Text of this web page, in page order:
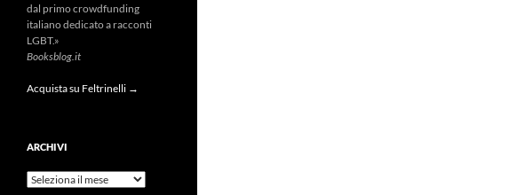
dal primo crowdfunding
italiano dedicato a racconti
LGBT.»
Booksblog.it
Acquista su Feltrinelli →
ARCHIVI
Archivi